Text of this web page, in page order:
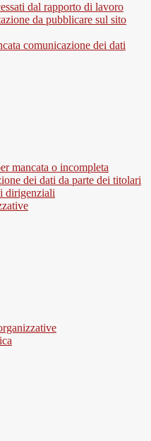
dal rapporto di lavoro
da pubblicare sul sito
comunicazione dei dati
mancata o incompleta
dei dati da parte dei titolari
dirigenziali